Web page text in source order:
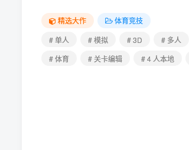
精选大作
体育竞技
# 单人
# 模拟 # 3D # 多人
# 体育
# 关卡编辑 # 4 人本地